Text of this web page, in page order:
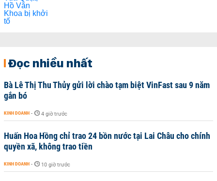
Đọc nhiều nhất
Bà Lê Thị Thu Thủy gửi lời chào tạm biệt VinFast sau 9 năm
gắn bó
KINH DOANH - 4 giờ trước
Huấn Hoa Hồng chỉ trao 24 bồn nước tại Lai Châu cho chính
quyền xã, không trao tiền
KINH DOANH - 10 giờ trước